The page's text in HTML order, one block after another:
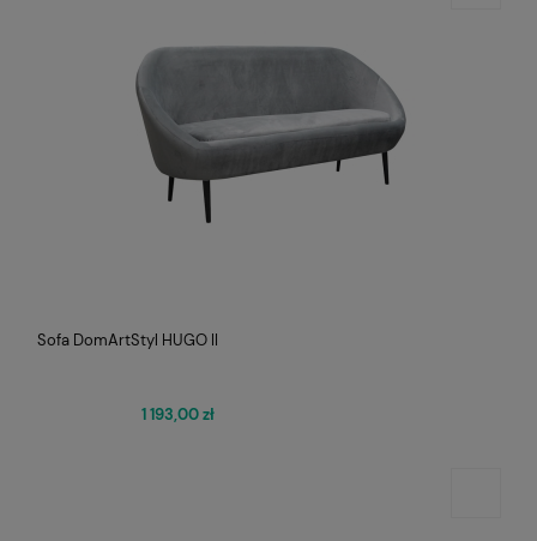
Sofa DomArtStyl HUGO II
1 193,00 zł